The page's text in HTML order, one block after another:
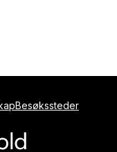
Besøkssteder